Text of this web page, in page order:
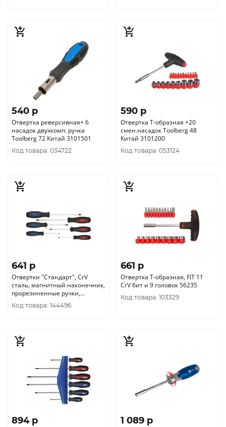
540 p
Отвертка реверсивная+ 6
насадок двухкомп. ручка
Toolberg 72 Китай 3101501
Код товара: 034722
590 p
Отвертка Т-образная +20
смен.насадок Toolberg 48
Китай 3101200
Код товара: 053124
641 p
Отвертки "Стандарт", CrV
сталь, магнитный наконечник,
прорезиненные ручки,
блистер, набор 6 шт.
Код товара: 144496
661 p
Отвертка Т-образная, FIT 11
CrV бит и 9 головок 56235
Код товара: 103329
894 p 1 089 p